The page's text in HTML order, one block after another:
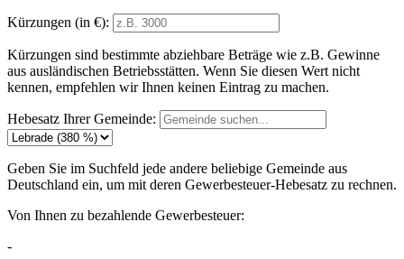
Kürzungen (in €):
Kürzungen sind bestimmte abziehbare Beträge wie z.B. Gewinne
aus ausländischen Betriebsstätten. Wenn Sie diesen Wert nicht
kennen, empfehlen wir Ihnen keinen Eintrag zu machen.
Hebesatz Ihrer Gemeinde:
Geben Sie im Suchfeld jede andere beliebige Gemeinde aus
Deutschland ein, um mit deren Gewerbesteuer-Hebesatz zu rechnen.
Von Ihnen zu bezahlende Gewerbesteuer:
-